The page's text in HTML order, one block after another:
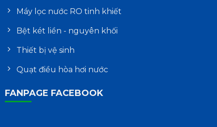
Máy lọc nước RO tinh khiết
Bệt két liền - nguyên khối
Thiết bị vệ sinh
Quạt điều hòa hơi nước
FANPAGE FACEBOOK